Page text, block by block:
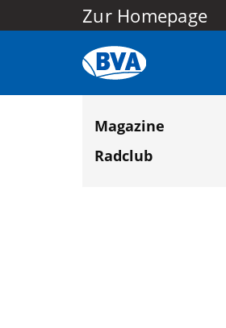
Zur Homepage
Magazine
Radclub